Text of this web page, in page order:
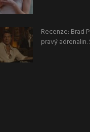
Recenze: Brad
pravý adrenalin.